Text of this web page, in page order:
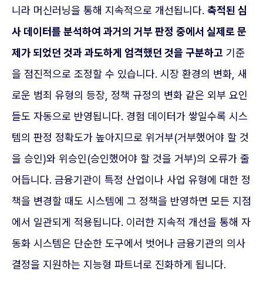
니라 머신러닝을 통해 지속적으로 개선됩니다. 축적된 심
사 데이터를 분석하여 과거의 거부 판정 중에서 실제로 문
제가 되었던 것과 과도하게 엄격했던 것을 구분하고 기준
을 점진적으로 조정할 수 있습니다. 시장 환경의 변화, 새
로운 범죄 유형의 등장, 정책 규정의 변화 같은 외부 요인
들도 자동으로 반영됩니다. 경험 데이터가 쌓일수록 시스
템의 판정 정확도가 높아지므로 위거부(거부했어야 할 것
을 승인)와 위승인(승인했어야 할 것을 거부)의 오류가 줄
어듭니다. 금융기관이 특정 산업이나 사업 유형에 대한 정
책을 변경할 때도 시스템에 그 정책을 반영하면 모든 지점
에서 일관되게 적용됩니다. 이러한 지속적 개선을 통해 자
동화 시스템은 단순한 도구에서 벗어나 금융기관의 의사
결정을 지원하는 지능형 파트너로 진화하게 됩니다.